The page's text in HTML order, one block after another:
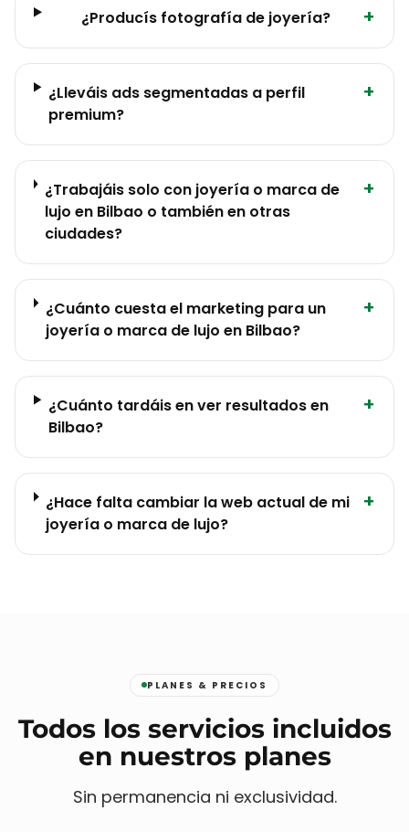
¿Producís fotografía de joyería? +
¿Lleváis ads segmentadas a perfil
premium?
+
¿Trabajáis solo con joyería o marca de
lujo en Bilbao o también en otras
ciudades?
+
¿Cuánto cuesta el marketing para un
joyería o marca de lujo en Bilbao?
+
¿Cuánto tardáis en ver resultados en
Bilbao?
+
¿Hace falta cambiar la web actual de mi
joyería o marca de lujo?
+
PLANES & PRECIOS
Todos los servicios incluidos
en nuestros planes
Sin permanencia ni exclusividad.